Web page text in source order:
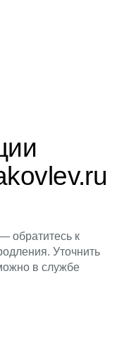
обратитесь к
Уточнить
в службе